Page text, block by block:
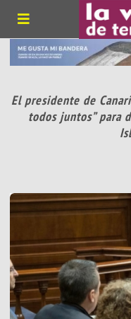
El presidente de
todos juntos” para